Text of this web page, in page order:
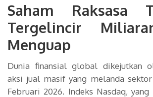
Saham Raksasa
Tergelincir
Menguap
Dunia finansial global dikejutkan
aksi jual masif yang melanda
Februari 2026. Indeks Nasdaq, yang